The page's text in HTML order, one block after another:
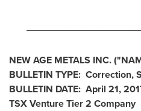
NEW AGE METALS INC.
BULLETIN TYPE: Correction,
BULLETIN DATE: April 21,
TSX Venture Tier 2 Company